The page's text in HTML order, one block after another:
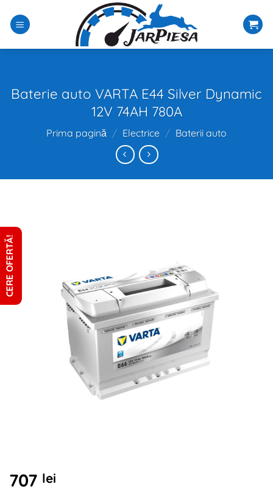
conținut
Baterie auto VARTA E44 Silver Dynamic
12V 74AH 780A
Prima pagină / Electrice / Baterii auto
707 lei
CERE OFERTĂ!